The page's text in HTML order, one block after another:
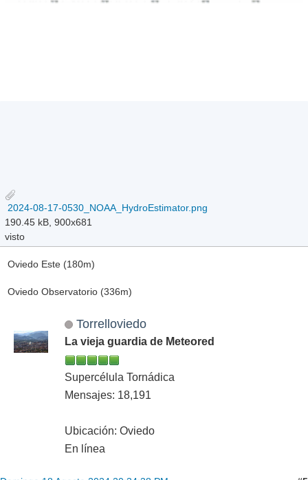
2024-08-17-0530_NOAA_HydroEstimator.png
190.45 kB, 900x681
visto
Oviedo Este (180m)
Oviedo Observatorio (336m)
Torrelloviedo
La vieja guardia de Meteored
Supercélula Tornádica
Mensajes: 18,191
Ubicación: Oviedo
En línea